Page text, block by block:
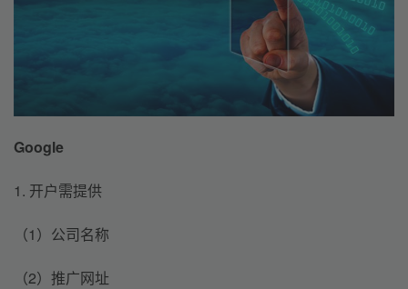
Google
1. 开户需提供
（1）公司名称
（2）推广网址